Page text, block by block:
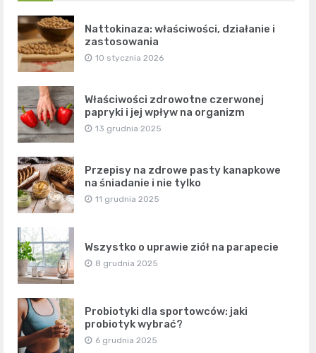
Nattokinaza: właściwości, działanie i
zastosowania
10 stycznia 2026
Właściwości zdrowotne czerwonej
papryki i jej wpływ na organizm
13 grudnia 2025
Przepisy na zdrowe pasty kanapkowe
na śniadanie i nie tylko
11 grudnia 2025
Wszystko o uprawie ziół na parapecie
8 grudnia 2025
Probiotyki dla sportowców: jaki
probiotyk wybrać?
6 grudnia 2025